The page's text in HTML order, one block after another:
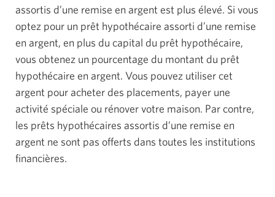
assortis d’une remise en argent est plus élevé. Si vous
optez pour un prêt hypothécaire assorti d’une remise
en argent, en plus du capital du prêt hypothécaire,
vous obtenez un pourcentage du montant du prêt
hypothécaire en argent. Vous pouvez utiliser cet
argent pour acheter des placements, payer une
activité spéciale ou rénover votre maison. Par contre,
les prêts hypothécaires assortis d’une remise en
argent ne sont pas offerts dans toutes les institutions
financières.